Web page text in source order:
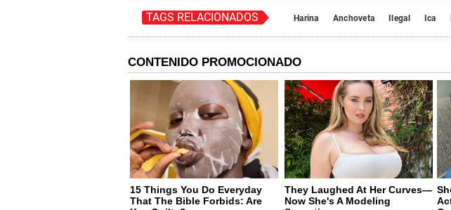
TAGS RELACIONADOS Harina Anchoveta Ilegal Ica